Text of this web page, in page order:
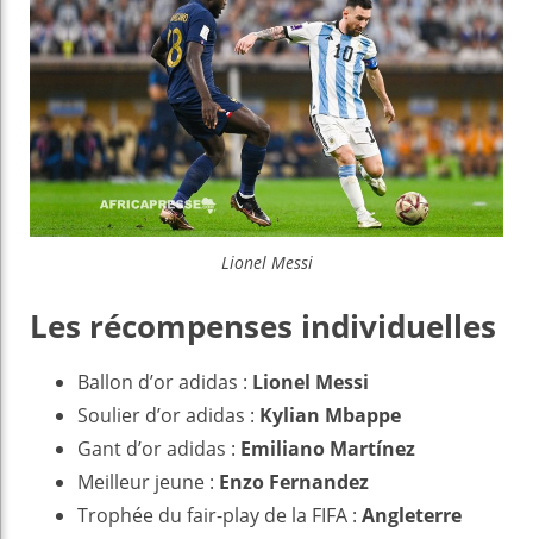
Lionel Messi
Les récompenses individuelles
Ballon d’or adidas : Lionel Messi
Soulier d’or adidas : Kylian Mbappe
Gant d’or adidas : Emiliano Martínez
Meilleur jeune : Enzo Fernandez
Trophée du fair-play de la FIFA : Angleterre